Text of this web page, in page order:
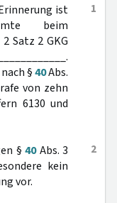
1
ist
beim
Satz 2 GKG
§40Abs.
von zehn
6130 und
2
§ 40Abs. 3
kein
vor.